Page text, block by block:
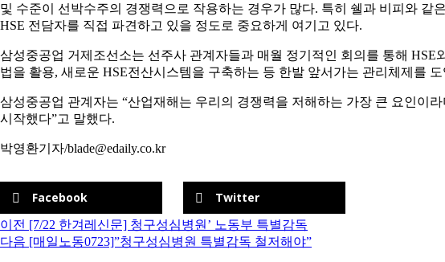
및 수준이 선박수주의 경쟁력으로 작용하는 경우가 많다. 특히 쉘과 비피와
HSE 전담자를 직접 파견하고 있을 정도로 중요하게 여기고 있다.
삼성중공업 거제조선소는 선주사 관계자들과 매월 정기적인 회의를 통해
법을 활용, 새로운 HSE전산시스템을 구축하는 등 한발 앞서가는 관리체제를
삼성중공업 관계자는 “산업재해는 우리의 경쟁력을 저해하는 가장 큰 요인이
시작했다”고 말했다.
박영환기자/blade@edaily.co.kr
Facebook Twitter
이전 [7/22 한겨레신문] 청구성심병원’ 노동부 특별감독
다음 [매일노동0723]”청구성심병원 특별감독 철저해야”